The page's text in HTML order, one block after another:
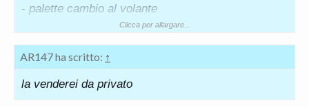
- palette cambio al volante
- TFT 7"
- Nav 3D 8.8
- Cerchi da 19"
Clicca per allargare...
AR147 ha scritto: ↑
la venderei da privato